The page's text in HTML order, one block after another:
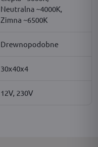
Neutralna ~4000K,
Zimna ~6500K
Drewnopodobne
30x40x4
12V, 230V